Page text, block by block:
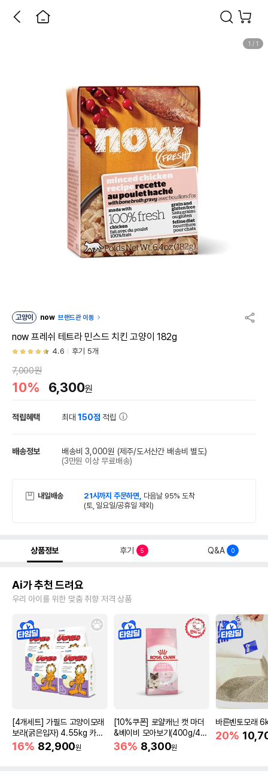
1 / 1
고양이 now 브랜드관 이동
now 프레쉬 테트라 민스드 치킨 고양이 182g
4.6 후기 5개
7,000원
10% 6,300원
적립혜택 최대150점 적립
배송정보 배송비 3,000원 (제주/도서산간 배송비 별도)
(3만원 이상 무료배송)
내일배송 21시까지 주문하면, 다음날 95% 도착
(토, 일요일/공휴일 제외)
상품정보 후기 5 Q&A 0
Ai가 추천 드려요
우리 아이를 위한 맞춤 취향 저격 상품
[4개세트] 가필드 고양이모래
보라(굵은입자) 4.55kg 카사
바모래
16% 82,900원
[10%쿠폰] 로얄캐닌 캣 마더
&베이비 모아보기(400g/4/1
0kg)
36% 8,300원
바른벤토모래
20%